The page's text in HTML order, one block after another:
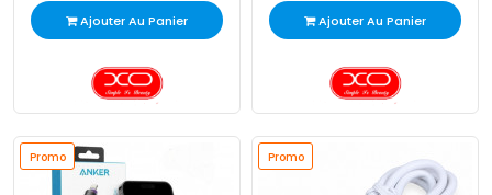
Ajouter Au Panier Ajouter Au Panier
Promo Promo